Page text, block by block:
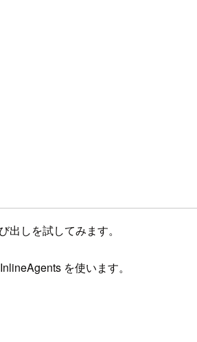
しを試してみます。
を使います。